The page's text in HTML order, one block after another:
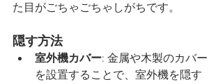
た目がごちゃごちゃしがちです。
隠す方法
室外機カバー: 金属や木製のカバー
を設置することで、室外機を隠す